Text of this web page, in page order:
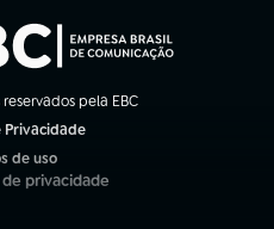
pela EBC
Privacidade
de uso
nova aba)
privacidade